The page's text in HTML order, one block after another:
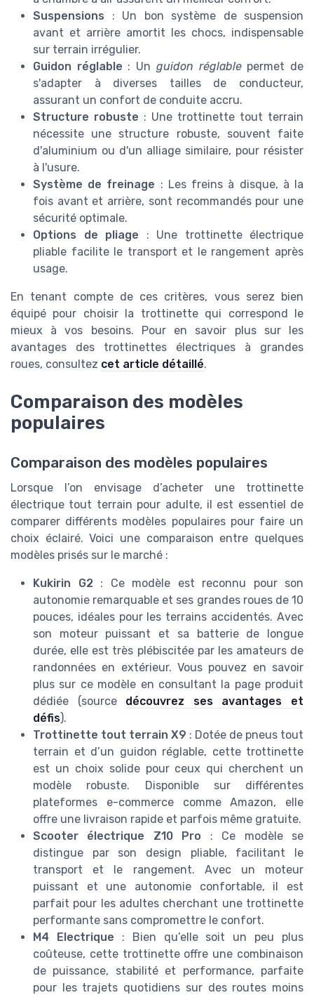
Suspensions : Un bon système de suspension
avant et arrière amortit les chocs, indispensable
sur terrain irrégulier.
Guidon réglable : Un guidon réglablepermet de
s'adapter à diverses tailles de conducteur,
assurant un confort de conduite accru.
Structure robuste : Une trottinette tout terrain
nécessite une structure robuste, souvent faite
d'aluminium ou d'un alliage similaire, pour résister
à l'usure.
Système de freinage : Les freins à disque, à la
fois avant et arrière, sont recommandés pour une
sécurité optimale.
Options de pliage : Une trottinette électrique
pliable facilite le transport et le rangement après
usage.
En tenant compte de ces critères, vous serez bien
équipé pour choisir la trottinette qui correspond le
mieux à vos besoins. Pour en savoir plus sur les
avantages des trottinettes électriques à grandes
roues, consultez cet article détaillé.
Comparaison des modèles
populaires
Comparaison des modèles populaires
Lorsque l’on envisage d’acheter une trottinette
électrique tout terrain pour adulte, il est essentiel de
comparer différents modèles populaires pour faire un
choix éclairé. Voici une comparaison entre quelques
modèles prisés sur le marché :
Kukirin G2 : Ce modèle est reconnu pour son
autonomie remarquable et ses grandes roues de 10
pouces, idéales pour les terrains accidentés. Avec
son moteur puissant et sa batterie de longue
durée, elle est très plébiscitée par les amateurs de
randonnées en extérieur. Vous pouvez en savoir
plus sur ce modèle en consultant la page produit
dédiée (source découvrez ses avantages et
défis).
Trottinette tout terrain X9 : Dotée de pneus tout
terrain et d’un guidon réglable, cette trottinette
est un choix solide pour ceux qui cherchent un
modèle robuste. Disponible sur différentes
plateformes e-commerce comme Amazon, elle
offre une livraison rapide et parfois même gratuite.
Scooter électrique Z10 Pro : Ce modèle se
distingue par son design pliable, facilitant le
transport et le rangement. Avec un moteur
puissant et une autonomie confortable, il est
parfait pour les adultes cherchant une trottinette
performante sans compromettre le confort.
M4 Electrique : Bien qu’elle soit un peu plus
coûteuse, cette trottinette offre une combinaison
de puissance, stabilité et performance, parfaite
pour les trajets quotidiens sur des routes moins